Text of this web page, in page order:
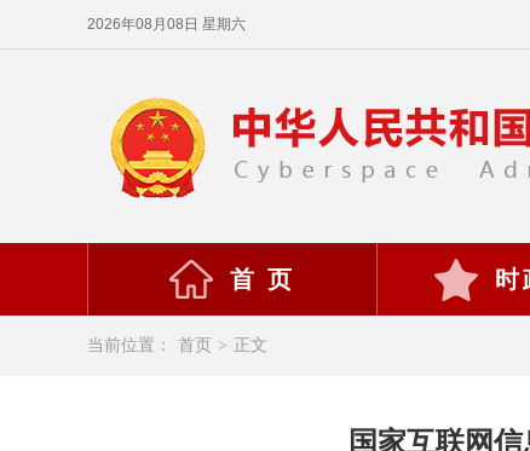
2026年08月08日 星期六
首 页 时
当前位置： 首页 > 正文
国家互联网